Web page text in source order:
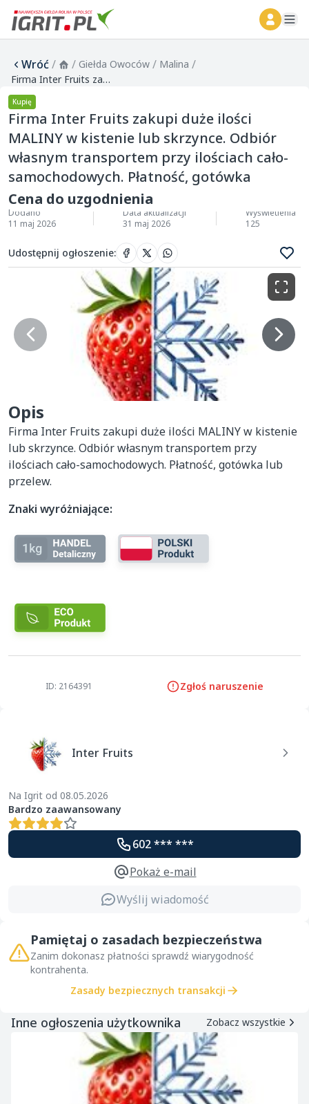
Wróć/ / Giełda Owoców / Malina /
Firma Inter Fruits zakupi duże ilości MALINY w kistenie lub skrzynce. Odbiór własnym transportem przy ilościach cało-samochodowych. Płatność, gotówka
Kupię
Firma Inter Fruits zakupi duże ilości
MALINY w kistenie lub skrzynce. Odbiór
własnym transportem przy ilościach cało-
samochodowych. Płatność, gotówka
Cena do uzgodnienia
Dodano
11 maj 2026
Data aktualizacji
31 maj 2026
Wyświetlenia
125
Udostępnij ogłoszenie:
Opis
Firma Inter Fruits zakupi duże ilości MALINY w kistenie
lub skrzynce. Odbiór własnym transportem przy
ilościach cało-samochodowych. Płatność, gotówka lub
przelew.
Znaki wyróżniające:
ID: 2164391 Zgłoś naruszenie
Inter Fruits
Na Igrit od 08.05.2026
Bardzo zaawansowany
602 *** ***
Pokaż e-mail
Wyślij wiadomość
Pamiętaj o zasadach bezpieczeństwa
Zanim dokonasz płatności sprawdź wiarygodność
kontrahenta.
Zasady bezpiecznych transakcji
Inne ogłoszenia użytkownika Zobacz wszystkie